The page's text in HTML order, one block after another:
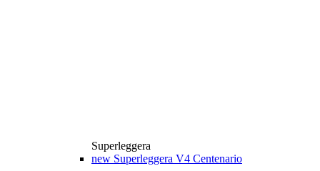
Superleggera
new Superleggera V4 Centenario